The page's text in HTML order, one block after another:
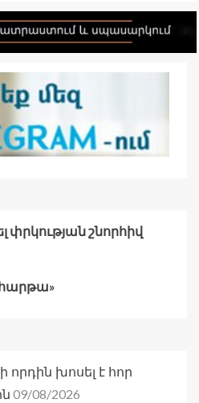
փրկության շնորհիվ
խոսել է հոր
09/08/2026